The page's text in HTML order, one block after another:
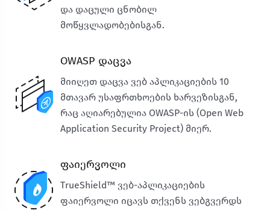
და დაცული ცნობილ
მოწყვლადობებისგან.
OWASP დაცვა
მიიღეთ დაცვა ვებ აპლიკაციების 10
მთავარ უსაფრთხოების ხარვეზისგან,
რაც აღიარებულია OWASP-ის (Open Web
Application Security Project) მიერ.
ფაიერვოლი
TrueShield™ ვებ-აპლიკაციების
ფაიერვოლი იცავს თქვენს ვებგვერდს